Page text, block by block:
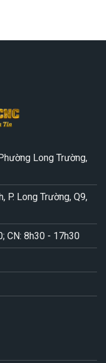
Long Trường,
P. Long Trường, Q9,
CN: 8h30 - 17h30